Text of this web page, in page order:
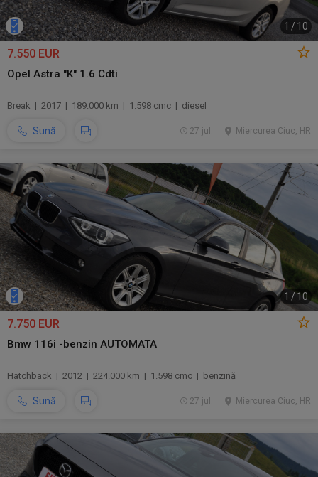
1 / 10
7.550 EUR
Opel Astra "K" 1.6 Cdti
Break | 2017 | 189.000 km | 1.598 cmc | diesel
Sună Miercurea Ciuc, HR
27 jul.
1 / 10
7.750 EUR
Bmw 116i -benzin AUTOMATA
Hatchback | 2012 | 224.000 km | 1.598 cmc | benzină
Sună Miercurea Ciuc, HR
27 jul.